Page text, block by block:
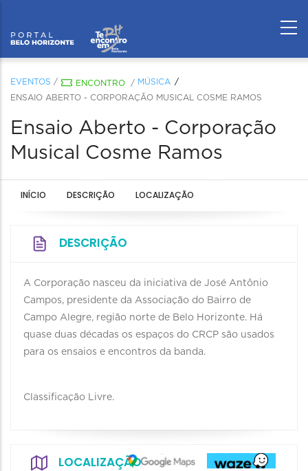
EVENTOS / ENCONTRO / MÚSICA
ENSAIO ABERTO - CORPORAÇÃO MUSICAL COSME RAMOS
Ensaio Aberto - Corporação
Musical Cosme Ramos
INÍCIO DESCRIÇÃO LOCALIZAÇÃO
DESCRIÇÃO
A Corporação nasceu da iniciativa de José Antônio
Campos, presidente da Associação do Bairro de
Campo Alegre, região norte de Belo Horizonte. Há
quase duas décadas os espaços do CRCP são usados
para os ensaios e encontros da banda.
Classificação Livre.
LOCALIZAÇÃO